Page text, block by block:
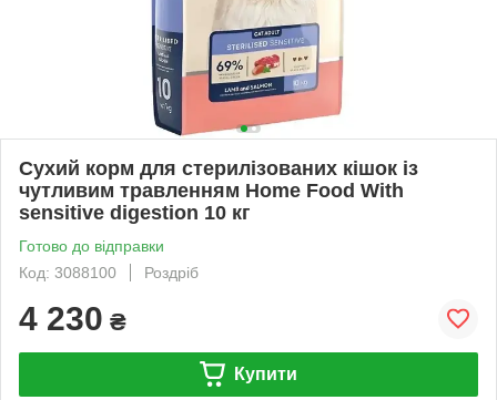
Сухий корм для стерилізованих кішок із
чутливим травленням Home Food With
sensitive digestion 10 кг
Готово до відправки
Код: 3088100
Роздріб
4 230 ₴
Купити